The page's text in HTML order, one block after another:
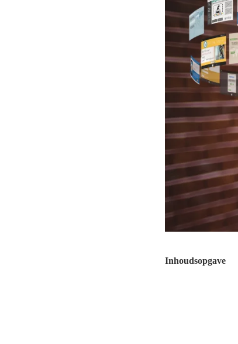
Inhoudsopgave